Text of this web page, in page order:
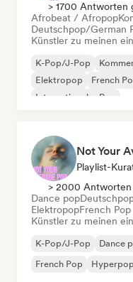
> 1700 Antworten
Afrobeat / Afropop
Deutschpop/German
Künstler zu meinen
K-Pop/J-Pop
Elektropop
French
Internationaler Pop
Playlist-
> 2000 Antworten
Dance pop
ElektropopFrench Pop
Künstler zu meinen
K-Pop/J-Pop Dance
French Pop
Hyperpop